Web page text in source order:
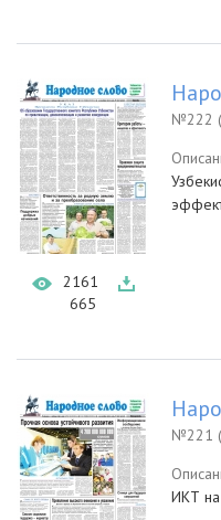
2161
665
№222
№221
ИКТ на